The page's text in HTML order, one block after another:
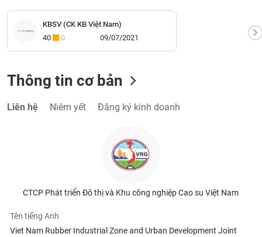
KBSV (CK KB Việt Nam)
40
0 09/07/2021
Thông tin cơ bản
Liên hệ Niêm yết Đăng ký kinh doanh
CTCP Phát triển Đô thị và Khu công nghiệp Cao su Việt Nam
Tên tiếng Anh
Viet Nam Rubber Industrial Zone and Urban Development Joint